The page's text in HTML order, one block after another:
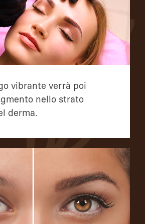
vibrante verrà poi
nello strato
derma.